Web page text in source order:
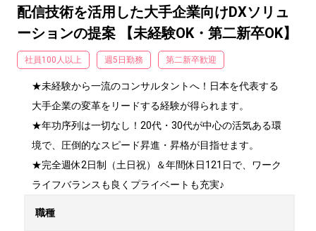
配信技術を活用した大手企業向けDXソリュ
ーションの提案 【未経験OK・第二新卒OK】
社員100人以上 週5日勤務 第二新卒歓迎
★未経験から一流のコンサルタントへ！日本を代表する
大手企業の変革をリードする経験が得られます。
★年功序列は一切なし！20代・30代が中心の活気ある環
境で、圧倒的なスピード昇進・昇格が目指せます。
★完全週休2日制（土日祝）＆年間休日121日で、ワーク
ライフバランスも良くプライベートも充実♪
職種